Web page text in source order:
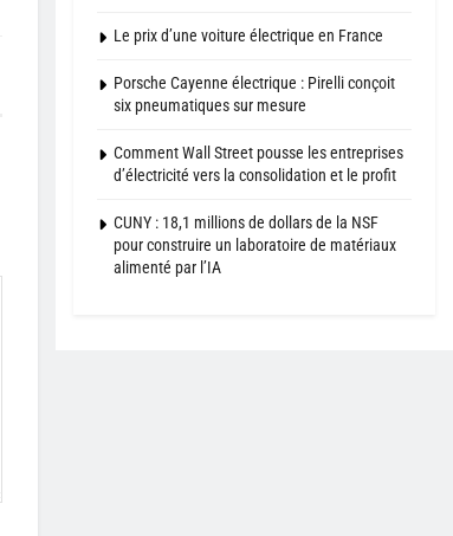
Le prix d’une voiture électrique en France
Porsche Cayenne électrique : Pirelli conçoit
six pneumatiques sur mesure
Comment Wall Street pousse les entreprises
d’électricité vers la consolidation et le profit
CUNY : 18,1 millions de dollars de la NSF
pour construire un laboratoire de matériaux
alimenté par l’IA